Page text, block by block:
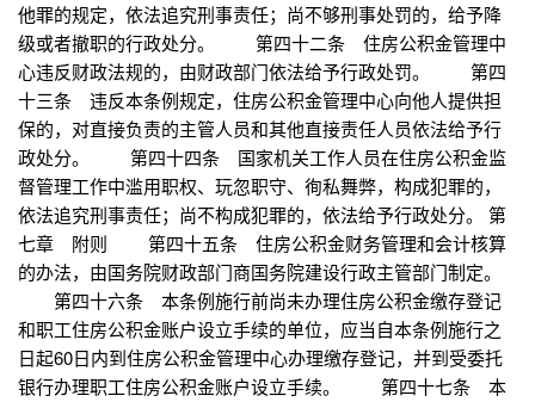
他罪的规定，依法追究刑事责任；尚不够刑事处罚的，给予降
级或者撤职的行政处分。 第四十二条 住房公积金管理中
心违反财政法规的，由财政部门依法给予行政处罚。 第四
十三条 违反本条例规定，住房公积金管理中心向他人提供担
保的，对直接负责的主管人员和其他直接责任人员依法给予行
政处分。 第四十四条 国家机关工作人员在住房公积金监
督管理工作中滥用职权、玩忽职守、徇私舞弊，构成犯罪的，
依法追究刑事责任；尚不构成犯罪的，依法给予行政处分。 第
七章 附则 第四十五条 住房公积金财务管理和会计核算
的办法，由国务院财政部门商国务院建设行政主管部门制定。
第四十六条 本条例施行前尚未办理住房公积金缴存登记
和职工住房公积金账户设立手续的单位，应当自本条例施行之
日起60日内到住房公积金管理中心办理缴存登记，并到受委托
银行办理职工住房公积金账户设立手续。 第四十七条 本